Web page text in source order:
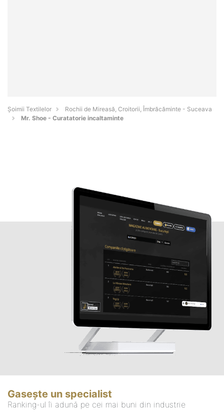
Șoimii Textilelor
Rochii de Mireasă, Croitorii, Îmbrăcăminte - Suceava
Mr. Shoe - Curatatorie incaltaminte
Gasește un specialist
Ranking-ul îi adună pe cei mai buni din industrie